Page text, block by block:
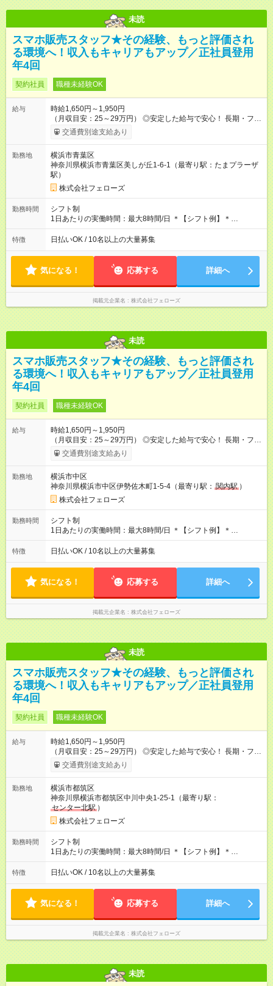
未読
スマホ販売スタッフ★その経験、もっと評価され
る環境へ！収入もキャリアもアップ／正社員登用
年4回
契約社員 職種未経験OK
給与
時給1,650円～1,950円
（月収目安：25～29万円） ◎安定した給与で安心！ 長期・フル
タイムで勤務いただける方にお越しいただきたいと思っていま
す。シフトが削られることはないので、安定した給与が入りま
たいという人もいると思います。このあたりは柔軟に対応する
ので、お気軽にご相談ください！ ※2ヶ月の試用期間がありま
す。その間の給与・待遇に変更はありません。 【試用期間】試
用期間あり 試用期間の長さ：2ヶ月 雇用形態、給与は本採用時
と同じです。
交通費別途支給あり
勤務地
横浜市青葉区
神奈川県横浜市青葉区美しが丘1-6-1（最寄り駅：たまプラーザ
駅）
株式会社フェローズ
勤務時間
シフト制
1日あたりの実働時間：最大8時間/日 ＊【シフト例】＊
(1) 10:00～19:00 (2) 11:00～20:00 (3) 12:00～21:00 など ◎
いずれも実働8時間・休憩1時間です。中抜けシフトなどはあり
たい」などあれば相談に応じますのでおっしゃってください！
特徴 日払いOK / 10名以上の大量募集
気になる！ 応募する 詳細へ
掲載元企業名 株式会社フェローズ
未読
スマホ販売スタッフ★その経験、もっと評価され
る環境へ！収入もキャリアもアップ／正社員登用
年4回
契約社員 職種未経験OK
給与
時給1,650円～1,950円
（月収目安：25～29万円） ◎安定した給与で安心！ 長期・フル
タイムで勤務いただける方にお越しいただきたいと思っていま
す。シフトが削られることはないので、安定した給与が入りま
たいという人もいると思います。このあたりは柔軟に対応する
ので、お気軽にご相談ください！ ※2ヶ月の試用期間がありま
す。その間の給与・待遇に変更はありません。 【試用期間】試
用期間あり 試用期間の長さ：2ヶ月 雇用形態、給与は本採用時
と同じです。
交通費別途支給あり
勤務地
横浜市中区
神奈川県横浜市中区伊勢佐木町1-5-4（最寄り駅： 関内駅 ）
株式会社フェローズ
勤務時間
シフト制
1日あたりの実働時間：最大8時間/日 ＊【シフト例】＊
(1) 10:00～19:00 (2) 11:00～20:00 (3) 12:00～21:00 など ◎
いずれも実働8時間・休憩1時間です。中抜けシフトなどはあり
たい」などあれば相談に応じますのでおっしゃってください！
特徴 日払いOK / 10名以上の大量募集
気になる！ 応募する 詳細へ
掲載元企業名 株式会社フェローズ
未読
スマホ販売スタッフ★その経験、もっと評価され
る環境へ！収入もキャリアもアップ／正社員登用
年4回
契約社員 職種未経験OK
給与
時給1,650円～1,950円
（月収目安：25～29万円） ◎安定した給与で安心！ 長期・フル
タイムで勤務いただける方にお越しいただきたいと思っていま
す。シフトが削られることはないので、安定した給与が入りま
たいという人もいると思います。このあたりは柔軟に対応する
ので、お気軽にご相談ください！ ※2ヶ月の試用期間がありま
す。その間の給与・待遇に変更はありません。 【試用期間】試
用期間あり 試用期間の長さ：2ヶ月 雇用形態、給与は本採用時
と同じです。
交通費別途支給あり
勤務地
横浜市都筑区
神奈川県横浜市都筑区中川中央1-25-1（最寄り駅：
センター北駅 ）
株式会社フェローズ
勤務時間
シフト制
1日あたりの実働時間：最大8時間/日 ＊【シフト例】＊
(1) 10:00～19:00 (2) 11:00～20:00 (3) 12:00～21:00 など ◎
いずれも実働8時間・休憩1時間です。中抜けシフトなどはあり
たい」などあれば相談に応じますのでおっしゃってください！
特徴 日払いOK / 10名以上の大量募集
気になる！ 応募する 詳細へ
掲載元企業名 株式会社フェローズ
未読